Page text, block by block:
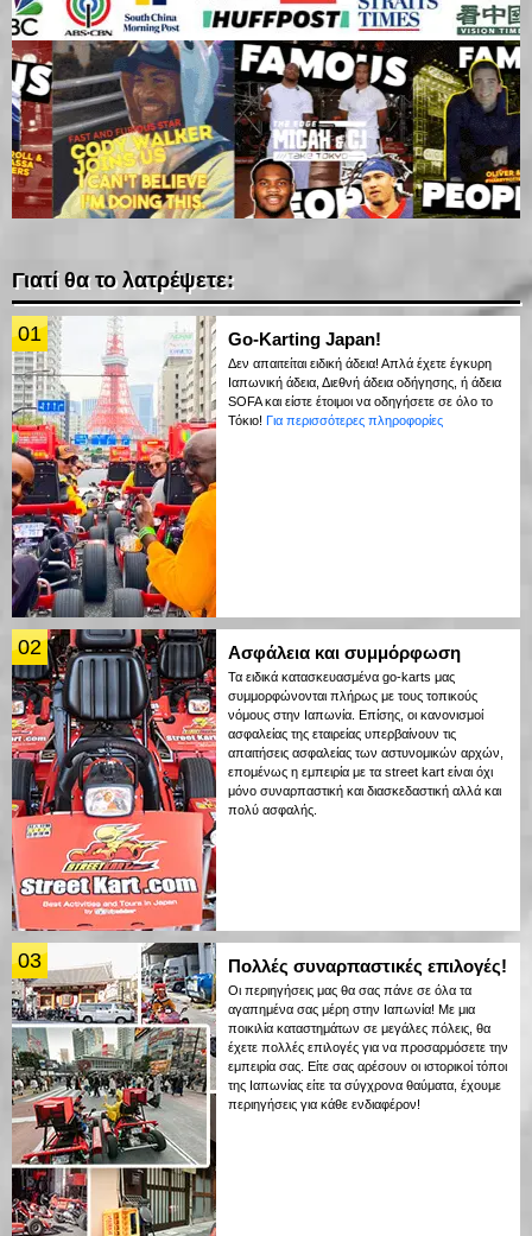
Γιατί θα το λατρέψετε:
01 Go-Karting Japan!
Δεν απαιτείται ειδική άδεια! Απλά έχετε έγκυρη
Ιαπωνική άδεια, Διεθνή άδεια οδήγησης, ή άδεια
SOFA και είστε έτοιμοι να οδηγήσετε σε όλο το
Τόκιο! Για περισσότερες πληροφορίες
02 Ασφάλεια και συμμόρφωση
Τα ειδικά κατασκευασμένα go-karts μας
συμμορφώνονται πλήρως με τους τοπικούς
νόμους στην Ιαπωνία. Επίσης, οι κανονισμοί
ασφαλείας της εταιρείας υπερβαίνουν τις
απαιτήσεις ασφαλείας των αστυνομικών αρχών,
επομένως η εμπειρία με τα street kart είναι όχι
μόνο συναρπαστική και διασκεδαστική αλλά και
πολύ ασφαλής.
03 Πολλές συναρπαστικές επιλογές!
Οι περιηγήσεις μας θα σας πάνε σε όλα τα
αγαπημένα σας μέρη στην Ιαπωνία! Με μια
ποικιλία καταστημάτων σε μεγάλες πόλεις, θα
έχετε πολλές επιλογές για να προσαρμόσετε την
εμπειρία σας. Είτε σας αρέσουν οι ιστορικοί τόποι
της Ιαπωνίας είτε τα σύγχρονα θαύματα, έχουμε
περιηγήσεις για κάθε ενδιαφέρον!